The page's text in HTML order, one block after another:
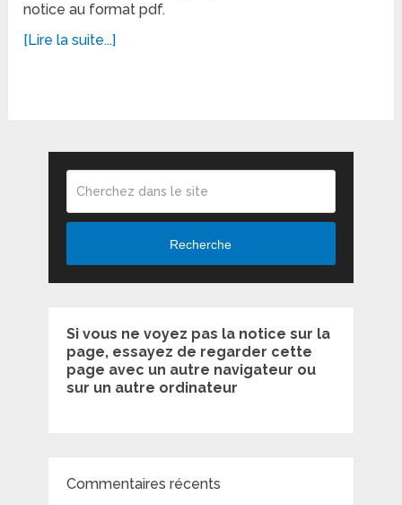
notice au format pdf.
[Lire la suite...]
Recherche
Si vous ne voyez pas la notice sur la
page, essayez de regarder cette
page avec un autre navigateur ou
sur un autre ordinateur
Commentaires récents